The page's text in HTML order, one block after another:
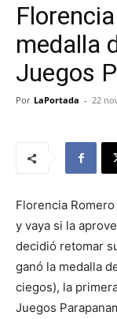
medalla
Juegos
Por LaPortada - 22
Florencia
y vaya si la
decidió retomar
ganó la medalla
ciegos), la
Juegos